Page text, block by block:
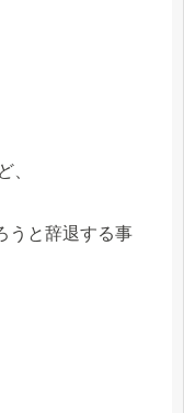
、
うと辞退する事